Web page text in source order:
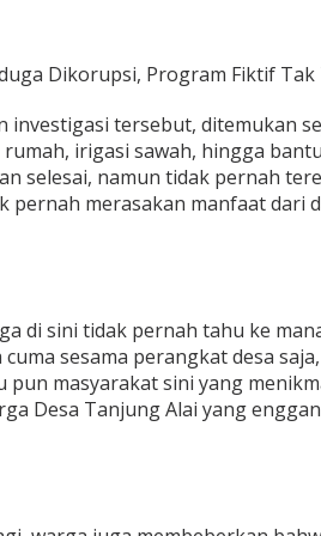
Dikorupsi, Program Fiktif Tak
investigasi tersebut, ditemukan
irigasi sawah, hingga
selesai, namun tidak pernah
pernah merasakan manfaat dari
di sini tidak pernah tahu ke
sesama perangkat desa
pun masyarakat sini yang
Desa Tanjung Alai yang